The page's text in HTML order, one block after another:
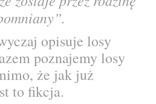
opisuje losy
poznajemy losy
że jak już
to fikcja.